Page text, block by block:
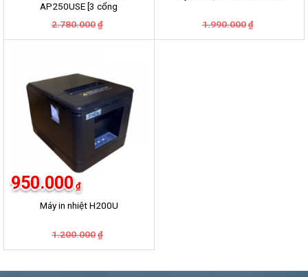
AP250USE [3 cổng
2.780.000 ₫
là:
tại
1.990.000 ₫
là:
tại
Máy in nhiệt H200U
1.200.000 ₫
là:
950.000 ₫
tại
950.000₫.